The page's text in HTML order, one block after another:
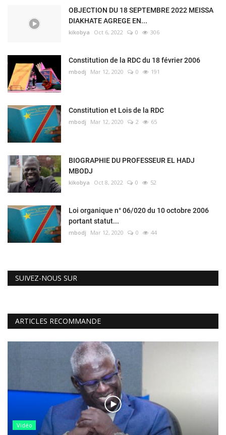
OBJECTION DU 18 SEPTEMBRE 2022 MEISSA
DIAKHATE AGREGE EN...
kikobya Oct 6, 2022 0 306
Constitution de la RDC du 18 février 2006
mbodj Mar 12, 2020 0 191
Constitution et Lois de la RDC
mbodj Mar 12, 2020 2 65
BIOGRAPHIE DU PROFESSEUR EL HADJ
MBODJ
kikobya Oct 8, 2022 0 52
Loi organique n° 06/020 du 10 octobre 2006
portant statut...
mbodj Mar 12, 2020 0 44
SUIVEZ-NOUS SUR
ARTICLES RECOMMANDE
Vidéo